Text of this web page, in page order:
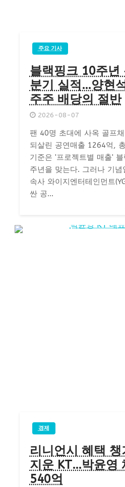
주요 기사
블랙핑크 10주년
분기 실적…양현
주주 배당의 절반
2026-08-07
팬 40명 초대에 사옥 골프
되살린 공연매출 1264억,
기준은 '프로젝트별 매출'
주년을 맞는다. 그러나 기
속사 와이지엔터테인먼트
싼 공...
경제
리니언시 혜택 챙
지운 KT…박윤영
540억